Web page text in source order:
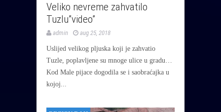
Veliko nevreme zahvatilo
Tuzlu”video”
admin aug 25, 2018
Uslijed velikog pljuska koji je zahvatio
Tuzle, poplavljene su mnoge ulice u gradu…
Kod Male pijace dogodila se i saobraćajka u
kojoj...